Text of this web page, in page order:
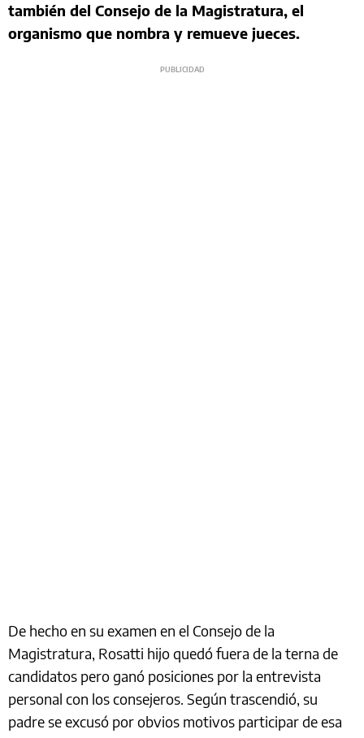
también del Consejo de la Magistratura, el
organismo que nombra y remueve jueces.
De hecho en su examen en el Consejo de la
Magistratura, Rosatti hijo quedó fuera de la terna de
candidatos pero ganó posiciones por la entrevista
personal con los consejeros. Según trascendió, su
padre se excusó por obvios motivos participar de esa